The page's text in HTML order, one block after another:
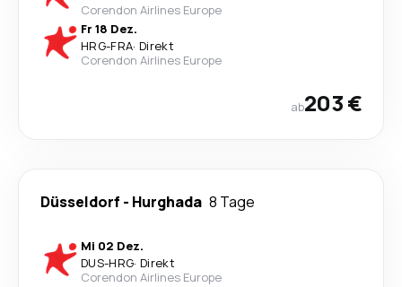
Corendon Airlines Europe
Fr 18 Dez.
HRG-FRA· Direkt
Corendon Airlines Europe
ab203 €
Düsseldorf - Hurghada 8 Tage
Mi 02 Dez.
DUS-HRG· Direkt
Corendon Airlines Europe